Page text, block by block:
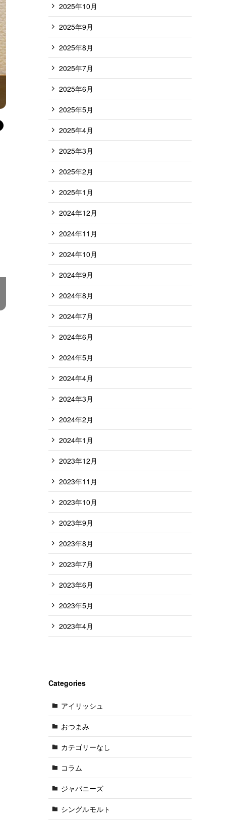
2025年10月
2025年9月
2025年8月
2025年7月
2025年6月
2025年5月
2025年4月
2025年3月
2025年2月
2025年1月
2024年12月
2024年11月
2024年10月
2024年9月
2024年8月
2024年7月
2024年6月
2024年5月
2024年4月
2024年3月
2024年2月
2024年1月
2023年12月
2023年11月
2023年10月
2023年9月
2023年8月
2023年7月
2023年6月
2023年5月
2023年4月
Categories
アイリッシュ
おつまみ
カテゴリーなし
コラム
ジャパニーズ
シングルモルト